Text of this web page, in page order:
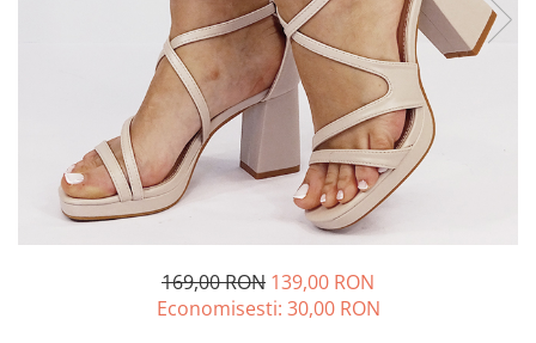
Incaltamine primavara-vara piele
Blugi si pantaloni
Pulovere si cardigane
Rochii
169,00 RON 139,00 RON
Economisesti: 30,00 RON